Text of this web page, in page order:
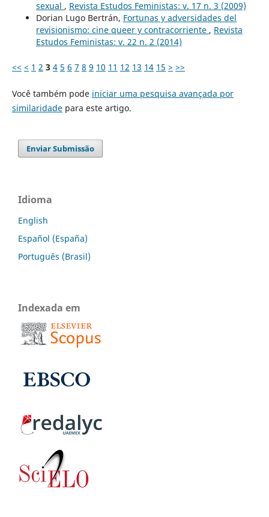
sexual , Revista Estudos Feministas: v. 17 n. 3 (2009)
Dorian Lugo Bertrán, Fortunas y adversidades del
revisionismo: cine queer y contracorriente , Revista
Estudos Feministas: v. 22 n. 2 (2014)
<< < 1 2 3 4 5 6 7 8 9 10 11 12 13 14 15 > >>
Você também pode iniciar uma pesquisa avançada por
similaridadepara este artigo.
Enviar Submissão
Idioma
English
Español (España)
Português (Brasil)
Indexada em